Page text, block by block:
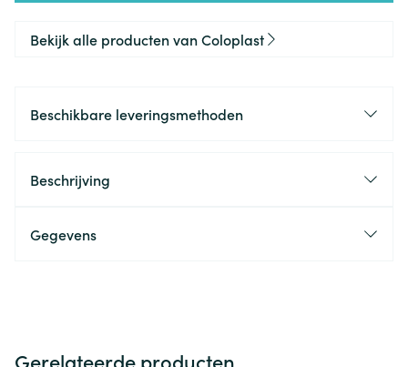
Bekijk alle producten van Coloplast
Beschikbare leveringsmethoden
Beschrijving
Gegevens
Gerelateerde producten